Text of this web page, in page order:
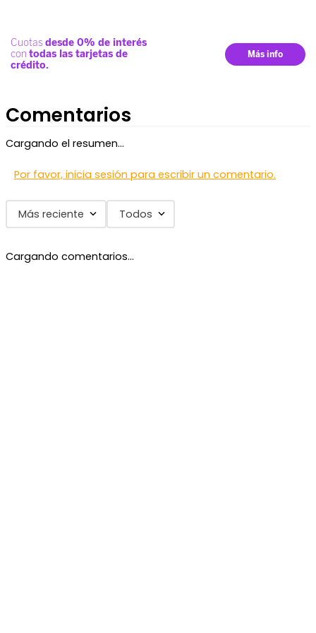
Comentarios
Cargando el resumen…
Por favor, inicia sesión para escribir un comentario.
Más reciente Todos
Cargando comentarios…